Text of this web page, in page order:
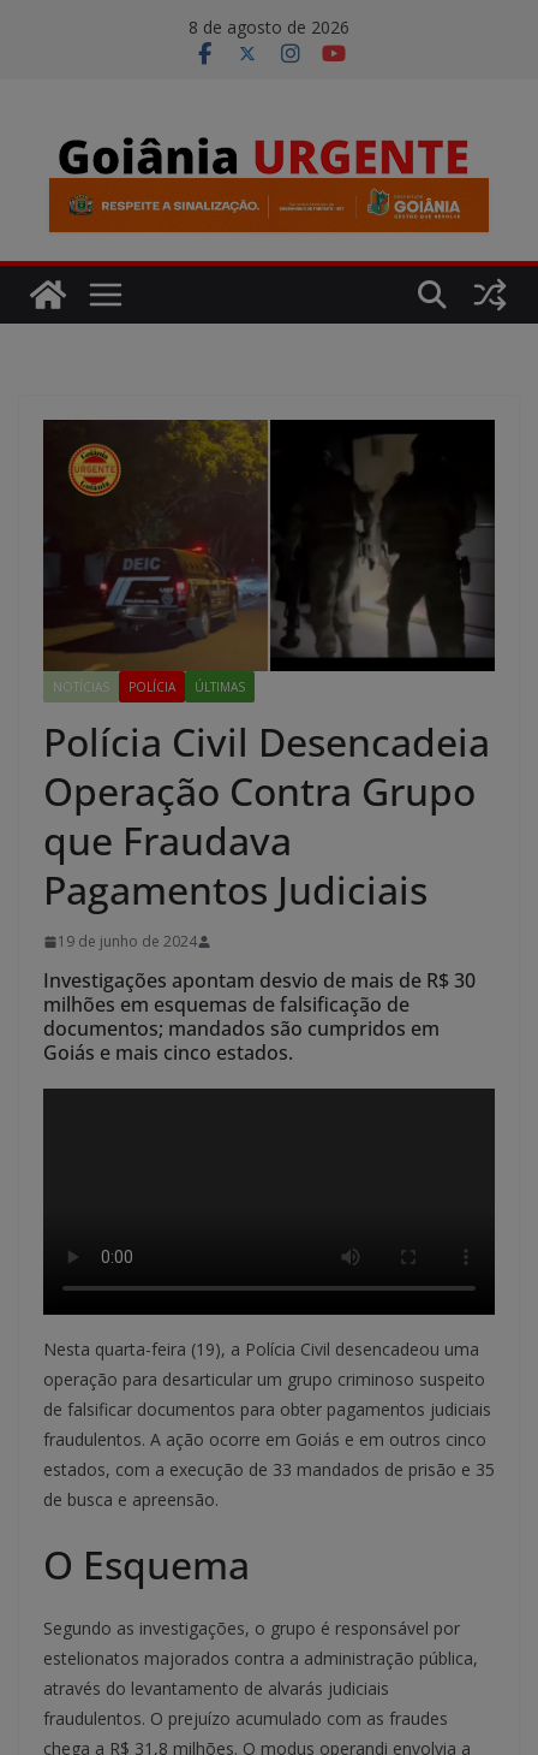
8 de agosto de 2026
NOTÍCIAS POLÍCIA ÚLTIMAS
Polícia Civil Desencadeia
Operação Contra Grupo
que Fraudava
Pagamentos Judiciais
19 de junho de 2024
Investigações apontam desvio de mais de R$ 30
milhões em esquemas de falsificação de
documentos; mandados são cumpridos em
Goiás e mais cinco estados.
Nesta quarta-feira (19), a Polícia Civil desencadeou uma
operação para desarticular um grupo criminoso suspeito
de falsificar documentos para obter pagamentos judiciais
fraudulentos. A ação ocorre em Goiás e em outros cinco
estados, com a execução de 33 mandados de prisão e 35
de busca e apreensão.
O Esquema
Segundo as investigações, o grupo é responsável por
estelionatos majorados contra a administração pública,
através do levantamento de alvarás judiciais
fraudulentos. O prejuízo acumulado com as fraudes
chega a R$ 31,8 milhões. O modus operandi envolvia a
modal-check